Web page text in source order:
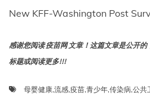
New KFF-Washington Post
感谢您阅读 疫苗网 文章！这篇文章是公开
标题或阅读更多!!!
母婴健康,流感,疫苗,青少年,传染病,公共